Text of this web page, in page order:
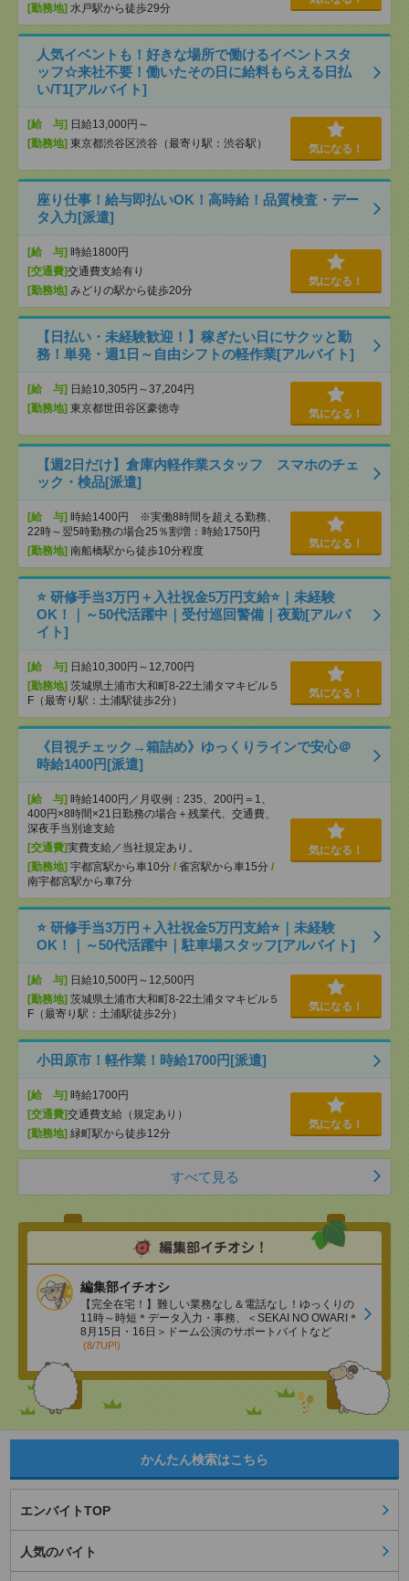
[勤務地] 水戸駅から徒歩29分
人気イベントも！好きな場所で働けるイベントスタ
ッフ☆来社不要！働いたその日に給料もらえる日払
い/T1[アルバイト]
[給 与] 日給13,000円～
[勤務地] 東京都渋谷区渋谷（最寄り駅：渋谷駅） 気になる！
座り仕事！給与即払いOK！高時給！品質検査・デー
タ入力[派遣]
[給 与] 時給1800円
[交通費]交通費支給有り
[勤務地] みどりの駅から徒歩20分
気になる！
【日払い・未経験歓迎！】稼ぎたい日にサクッと勤
務！単発・週1日～自由シフトの軽作業[アルバイト]
[給 与] 日給10,305円～37,204円
[勤務地] 東京都世田谷区豪徳寺 気になる！
【週2日だけ】倉庫内軽作業スタッフ スマホのチェ
ック・検品[派遣]
[給 与] 時給1400円 ※実働8時間を超える勤務、
22時～翌5時勤務の場合25％割増：時給1750円
[勤務地] 南船橋駅から徒歩10分程度
気になる！
⭐ 研修手当3万円＋入社祝金5万円支給⭐｜未経験
OK！｜～50代活躍中｜受付巡回警備｜夜勤[アルバ
イト]
[給 与] 日給10,300円～12,700円
[勤務地] 茨城県土浦市大和町8-22土浦タマキビル５
F（最寄り駅：土浦駅徒歩2分）
気になる！
《目視チェック→箱詰め》ゆっくりラインで安心＠
時給1400円[派遣]
[給 与] 時給1400円／月収例：235、200円＝1、
400円×8時間×21日勤務の場合＋残業代、交通費、
深夜手当別途支給
[交通費]実費支給／当社規定あり。
[勤務地] 宇都宮駅から車10分 / 雀宮駅から車15分 /
南宇都宮駅から車7分
気になる！
⭐ 研修手当3万円＋入社祝金5万円支給⭐｜未経験
OK！｜～50代活躍中｜駐車場スタッフ[アルバイト]
[給 与] 日給10,500円～12,500円
[勤務地] 茨城県土浦市大和町8-22土浦タマキビル５
F（最寄り駅：土浦駅徒歩2分）
気になる！
小田原市！軽作業！時給1700円[派遣]
[給 与] 時給1700円
[交通費]交通費支給（規定あり）
[勤務地] 緑町駅から徒歩12分
気になる！
すべて見る
編集部イチオシ
【完全在宅！】難しい業務なし＆電話なし！ゆっくりの
11時～時短＊データ入力・事務、＜SEKAI NO OWARI＊
8月15日・16日＞ドーム公演のサポートバイトなど
(8/7UP!)
かんたん検索はこちら
エンバイトTOP
人気のバイト